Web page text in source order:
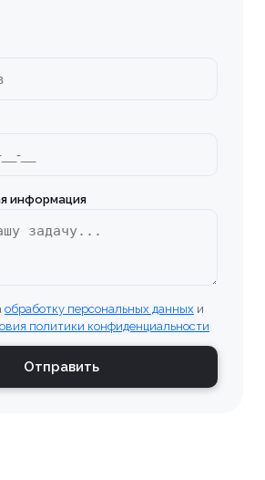
информация
обработку персональных данных и
политики конфиденциальности
Отправить